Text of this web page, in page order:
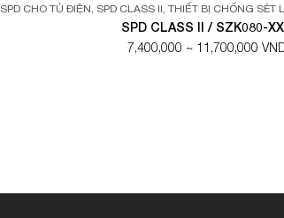
SPD CHO TỦ ĐIỆN, SPD CLASS II, THIẾT BỊ CHỐNG SÉT
SPD CLASS II / SZK080-
7,400,000 ~ 11,700,000